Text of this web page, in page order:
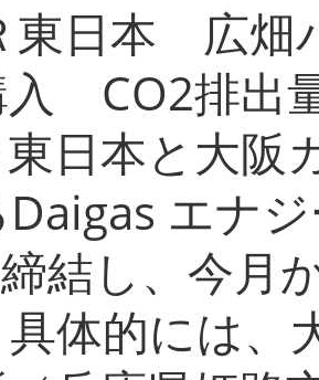
東日本 広畑
CO2排出
日本と大阪
エナ
結し、今月
体的には、